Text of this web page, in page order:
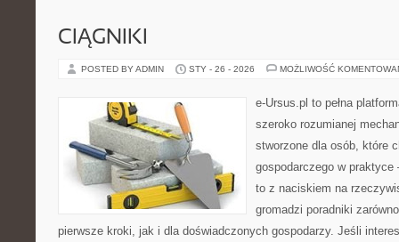
CIĄGNIKI
POSTED BY ADMIN STY - 26 - 2026 MOŻLIWOŚĆ
e-Ursus.pl to pełna
szeroko rozumianej
stworzone dla osób, które
gospodarczego w
to z naciskiem na
gromadzi poradniki
pierwsze kroki, jak i dla doświadczonych gospodarzy. Jeśli